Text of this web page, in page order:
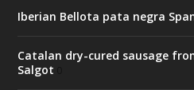
Iberian Bellota pata negra
Catalan dry-cured sausage
Salgot